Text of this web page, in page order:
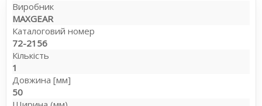
Виробник
MAXGEAR
Каталоговий номер
72-2156
Кількість
1
Довжина [мм]
50